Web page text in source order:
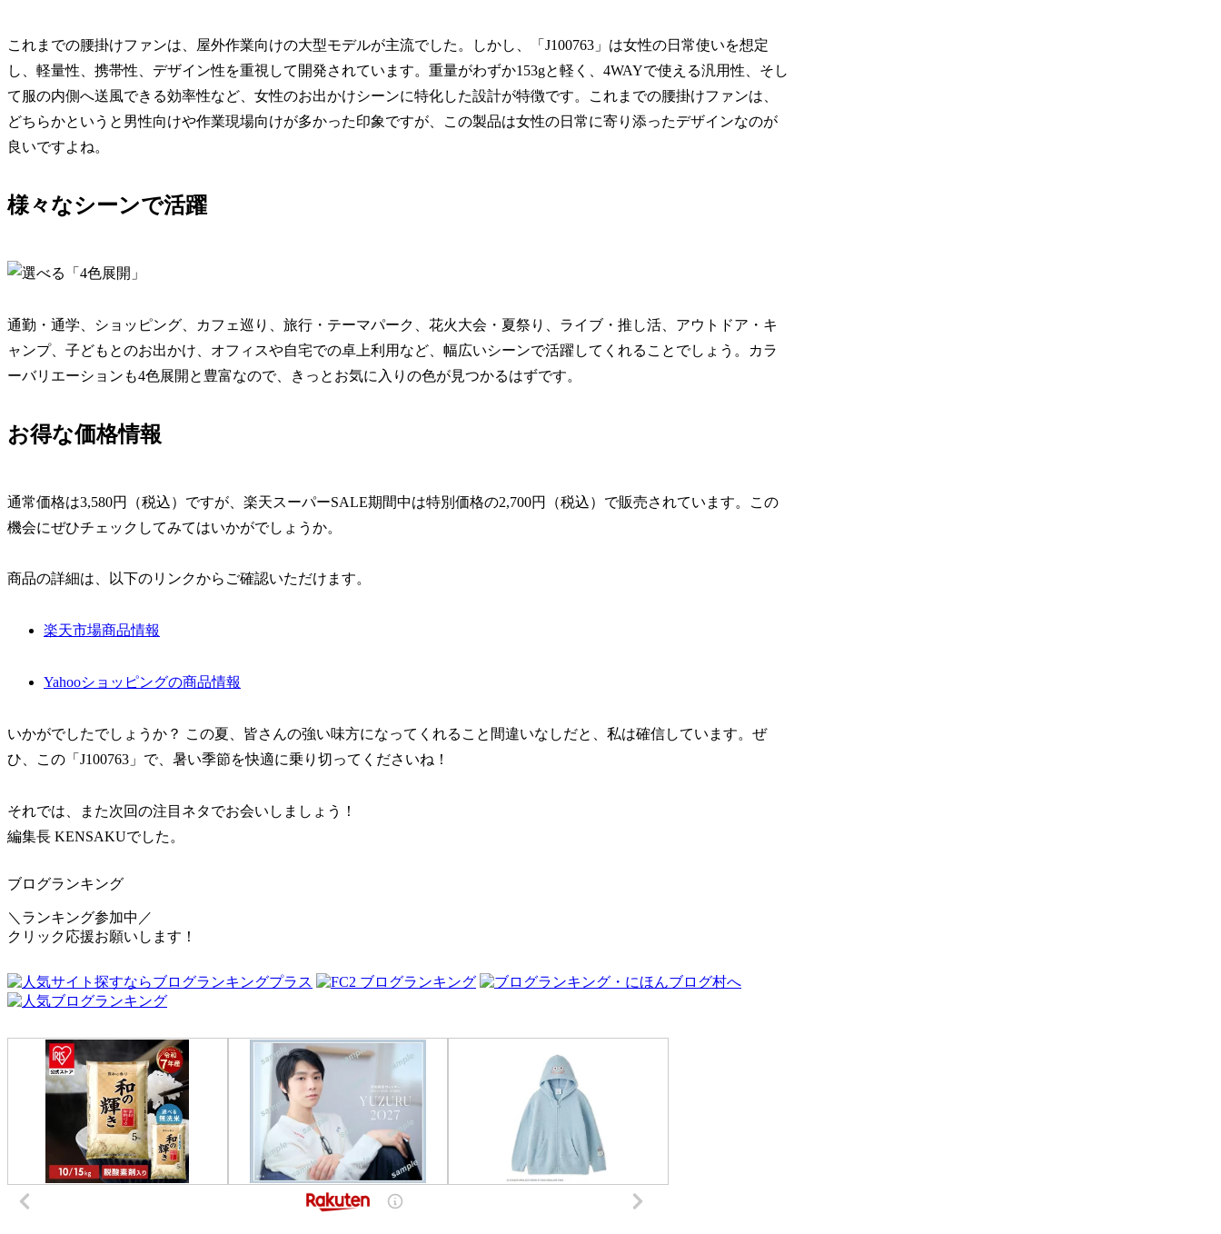
これまでの腰掛けファンは、屋外作業向けの大型モデルが主流でした。しかし、「J100763」は女性の日常使いを想定
し、軽量性、携帯性、デザイン性を重視して開発されています。重量がわずか153gと軽く、4WAYで使える汎用性、そし
て服の内側へ送風できる効率性など、女性のお出かけシーンに特化した設計が特徴です。これまでの腰掛けファンは、
どちらかというと男性向けや作業現場向けが多かった印象ですが、この製品は女性の日常に寄り添ったデザインなのが
良いですよね。
様々なシーンで活躍
通勤・通学、ショッピング、カフェ巡り、旅行・テーマパーク、花火大会・夏祭り、ライブ・推し活、アウトドア・キ
ャンプ、子どもとのお出かけ、オフィスや自宅での卓上利用など、幅広いシーンで活躍してくれることでしょう。カラ
ーバリエーションも4色展開と豊富なので、きっとお気に入りの色が見つかるはずです。
お得な価格情報
通常価格は3,580円（税込）ですが、楽天スーパーSALE期間中は特別価格の2,700円（税込）で販売されています。この
機会にぜひチェックしてみてはいかがでしょうか。
商品の詳細は、以下のリンクからご確認いただけます。
楽天市場商品情報
Yahooショッピングの商品情報
いかがでしたでしょうか？ この夏、皆さんの強い味方になってくれること間違いなしだと、私は確信しています。ぜ
ひ、この「J100763」で、暑い季節を快適に乗り切ってくださいね！
それでは、また次回の注目ネタでお会いしましょう！
編集長 KENSAKUでした。
ブログランキング
＼ランキング参加中／
クリック応援お願いします！